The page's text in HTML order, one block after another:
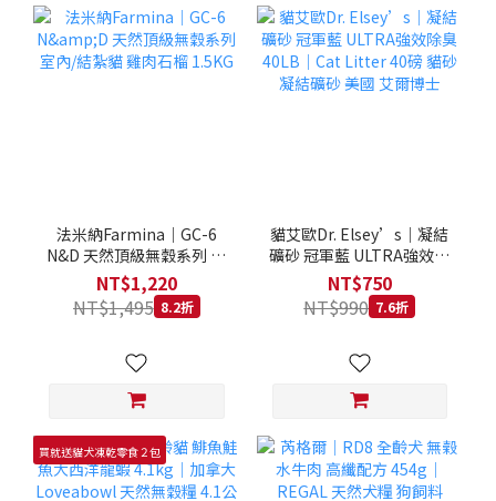
法米納Farmina｜GC-6
N&D 天然頂級無穀系列 室
內/結紮貓 雞肉石榴 1.5KG
NT$1,220
NT$1,495 8.2折
貓艾歐Dr. Elsey’s｜凝結
礦砂 冠軍藍 ULTRA強效除
臭 40LB｜Cat Litter 40磅
士
NT$750
NT$990 7.6折
買就送貓犬凍乾零食２包